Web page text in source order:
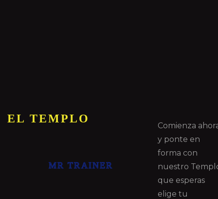
EL TEMPLO
MR TRAINER
Comienza
y ponte en
forma con
nuestro
que esperas
elige tu